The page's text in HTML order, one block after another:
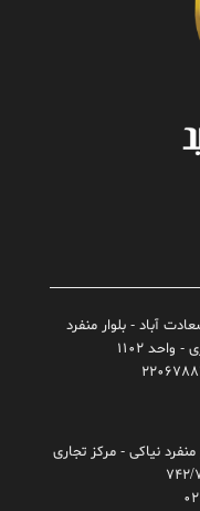
آباد - بلوار منفرد
نیاکی - مرکز تجاری